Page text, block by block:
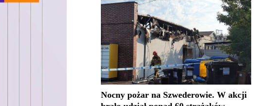
Nocny pożar na Szwederowie. W akcji